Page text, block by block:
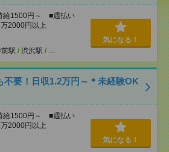
給1500円～ ■週払い
2000円以上
駅 / 渋沢駅 / …
気になる！
不要！日収1.2万円～＊未経験OK
給1500円～ ■週払い
2000円以上
気になる！